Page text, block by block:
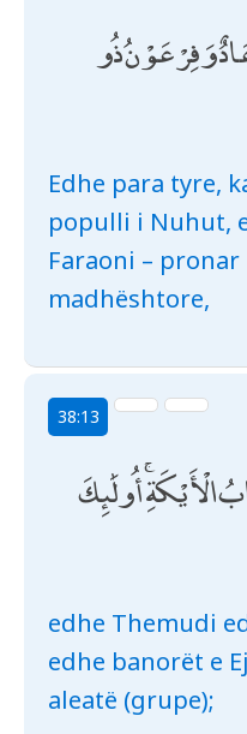
وَفِرْعَوْنُ ذُو
Edhe para tyre,
populli i Nuhut,
Faraoni –
madhështore,
38:13
أُولَٰئِكَ
edhe Themudi
edhe banorët e
aleatë (grupe);